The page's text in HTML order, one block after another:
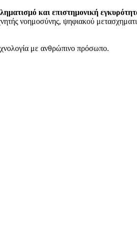
και επιστημονική
νοημοσύνης, ψηφιακού
με ανθρώπινο πρόσωπο.